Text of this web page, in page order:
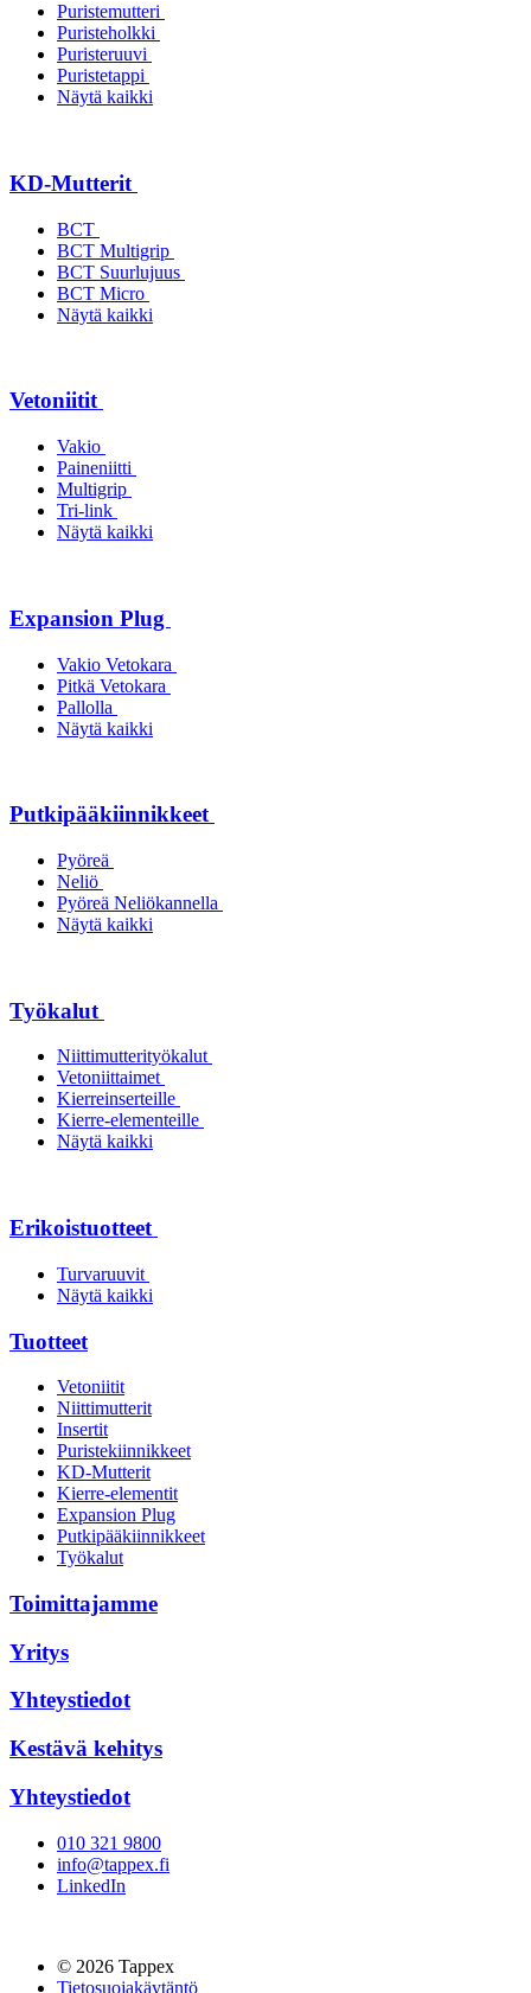
Puristemutteri
Puristeholkki
Puristeruuvi
Puristetappi
Näytä kaikki
KD-Mutterit
BCT
BCT Multigrip
BCT Suurlujuus
BCT Micro
Näytä kaikki
Vetoniitit
Vakio
Paineniitti
Multigrip
Tri-link
Näytä kaikki
Expansion Plug
Vakio Vetokara
Pitkä Vetokara
Pallolla
Näytä kaikki
Putkipääkiinnikkeet
Pyöreä
Neliö
Pyöreä Neliökannella
Näytä kaikki
Työkalut
Niittimutterityökalut
Vetoniittaimet
Kierreinserteille
Kierre-elementeille
Näytä kaikki
Erikoistuotteet
Turvaruuvit
Näytä kaikki
Tuotteet
Vetoniitit
Niittimutterit
Insertit
Puristekiinnikkeet
KD-Mutterit
Kierre-elementit
Expansion Plug
Putkipääkiinnikkeet
Työkalut
Toimittajamme
Yritys
Yhteystiedot
Kestävä kehitys
Yhteystiedot
010 321 9800
info@tappex.fi
LinkedIn
© 2026 Tappex
Tietosuojakäytäntö